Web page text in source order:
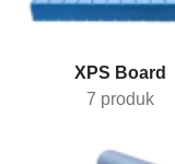
XPS Board
7 produk